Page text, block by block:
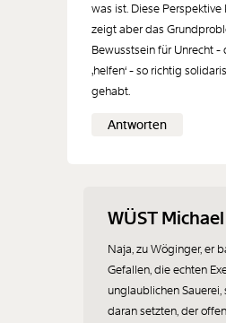
was ist. Diese
zeigt aber das
Bewusstsein für Unrecht -
‚helfen‘ - so richtig
gehabt.
Antworten
WÜST Michael
Naja, zu Wöginger, er
Gefallen, die echten
unglaublichen
daran setzten, der